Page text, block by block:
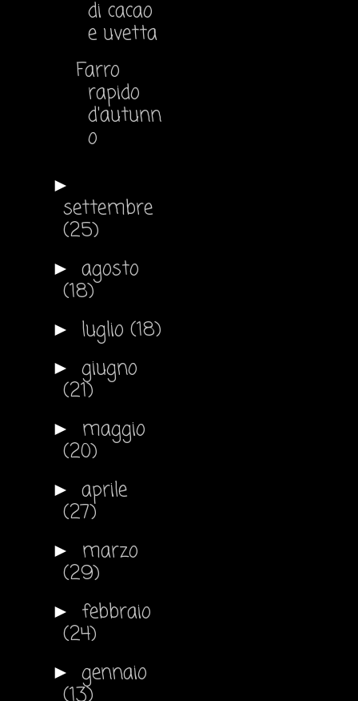
di cacao
e uvetta
Farro
rapido
d'autunn
o
►
settembre
(25)
► agosto
(18)
► luglio (18)
► giugno
(21)
► maggio
(20)
► aprile
(27)
► marzo
(29)
► febbraio
(24)
► gennaio